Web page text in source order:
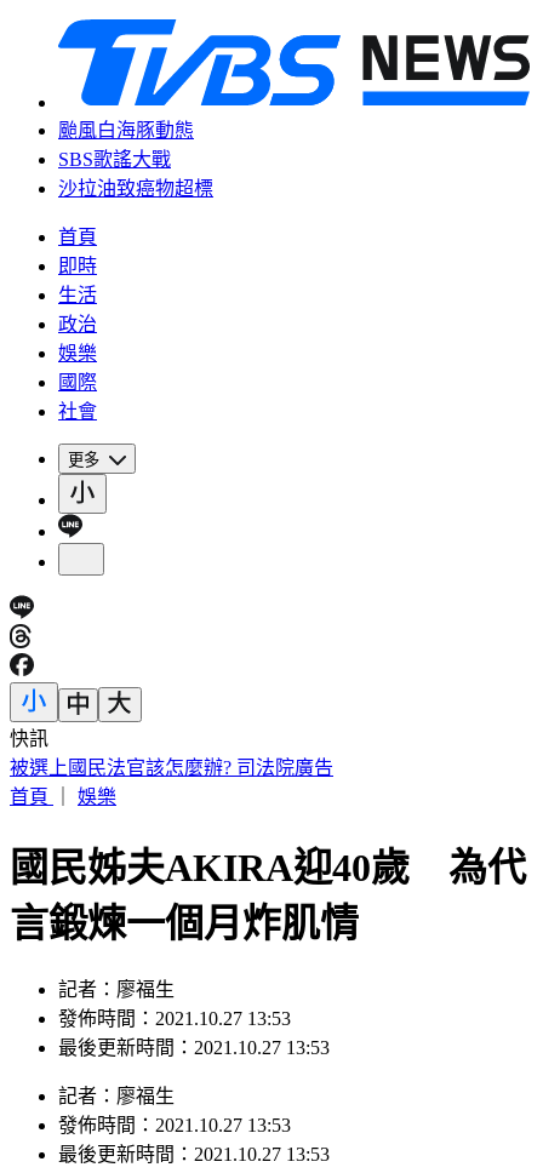
颱風白海豚動態
SBS歌謠大戰
沙拉油致癌物超標
首頁
即時
生活
政治
娛樂
國際
社會
更多
快訊
遠見天下創辦人高希均90歲辭世！「長壽5秘訣」曝 醫生也
認同
國民姊夫AKIRA迎40歲 為代
言鍛煉一個月炸肌情
記者：廖福生
發佈時間：2021.10.27 13:53
記者：廖福生
發佈時間：2021.10.27 13:53